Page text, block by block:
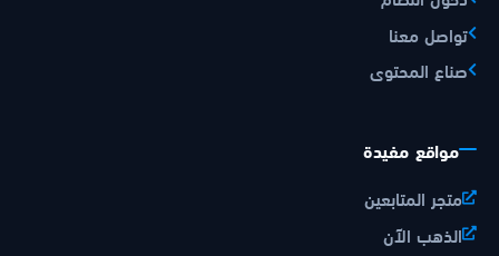
تواصل معنا
صناع المحتوى
مواقع مفيدة
متجر المتابعين
الذهب الآن